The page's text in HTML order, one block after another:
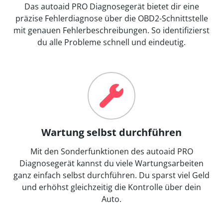
Das autoaid PRO Diagnosegerät bietet dir eine
präzise Fehlerdiagnose über die OBD2-Schnittstelle
mit genauen Fehlerbeschreibungen. So identifizierst
du alle Probleme schnell und eindeutig.
Wartung selbst durchführen
Mit den Sonderfunktionen des autoaid PRO
Diagnosegerät kannst du viele Wartungsarbeiten
ganz einfach selbst durchführen. Du sparst viel Geld
und erhöhst gleichzeitig die Kontrolle über dein
Auto.